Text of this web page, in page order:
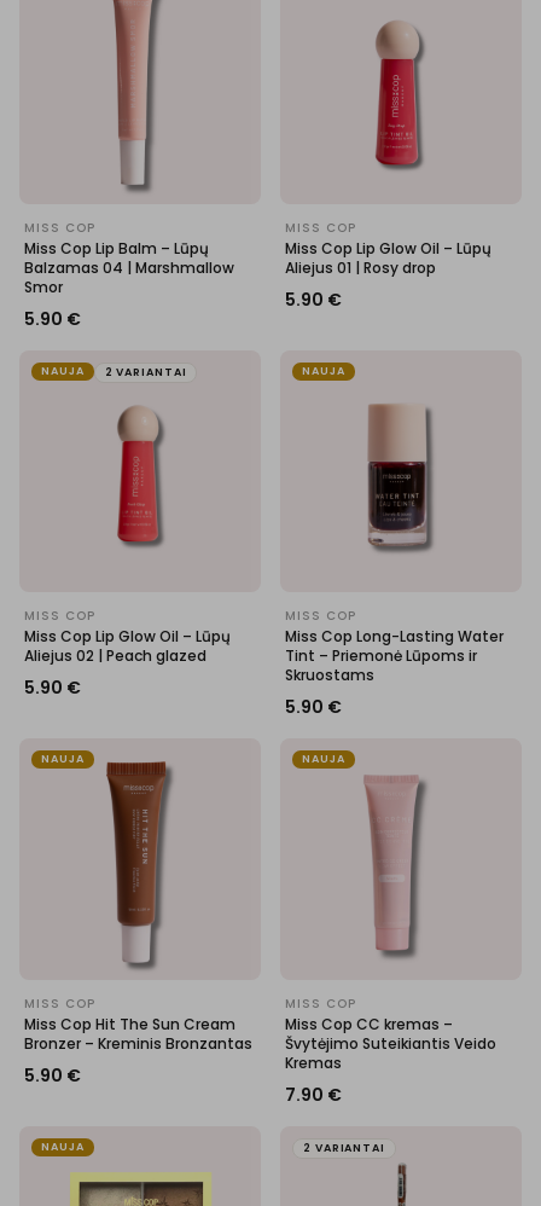
MISS COP
Miss Cop Lip Balm – Lūpų
Balzamas 04 | Marshmallow
Smor
5.90 €
MISS COP
Miss Cop Lip Glow Oil – Lūpų
Aliejus 01 | Rosy drop
5.90 €
NAUJA 2 VARIANTAI
MISS COP
Miss Cop Lip Glow Oil – Lūpų
Aliejus 02 | Peach glazed
5.90 €
NAUJA
MISS COP
Miss Cop Long-Lasting Water
Tint – Priemonė Lūpoms ir
Skruostams
5.90 €
NAUJA
MISS COP
Miss Cop Hit The Sun Cream
Bronzer – Kreminis Bronzantas
5.90 €
NAUJA
MISS COP
Miss Cop CC kremas –
Švytėjimo Suteikiantis Veido
Kremas
7.90 €
NAUJA 2 VARIANTAI